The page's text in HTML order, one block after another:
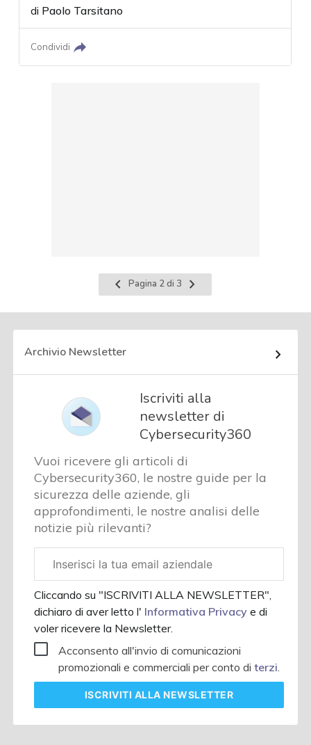
di Paolo Tarsitano
Condividi
Pagina
precedente
Pagina 2 di 3
Pagina
successiva
Archivio Newsletter
Iscriviti alla
newsletter di
Cybersecurity360
Vuoi ricevere gli articoli di
Cybersecurity360, le nostre guide per la
sicurezza delle aziende, gli
approfondimenti, le nostre analisi delle
notizie più rilevanti?
aziendale
Cliccando su "ISCRIVITI ALLA NEWSLETTER",
dichiaro di aver letto l' Informativa Privacye di
voler ricevere la Newsletter.
Acconsento all'invio di comunicazioni
promozionali e commerciali per conto diterzi.
ISCRIVITI ALLA NEWSLETTER